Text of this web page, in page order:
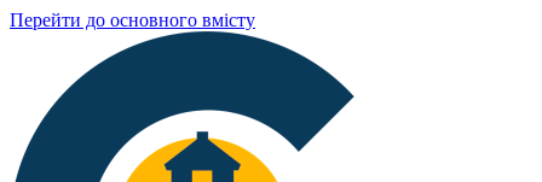
Перейти до основного вмісту